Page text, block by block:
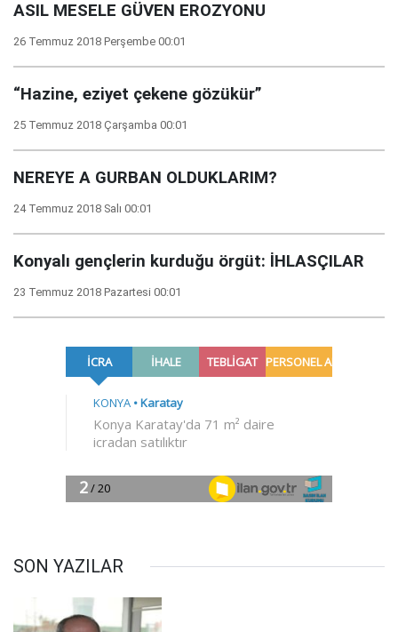
ASIL MESELE GÜVEN EROZYONU
26 Temmuz 2018 Perşembe 00:01
“Hazine, eziyet çekene gözükür”
25 Temmuz 2018 Çarşamba 00:01
NEREYE A GURBAN OLDUKLARIM?
24 Temmuz 2018 Salı 00:01
Konyalı gençlerin kurduğu örgüt: İHLASÇILAR
23 Temmuz 2018 Pazartesi 00:01
SON YAZILAR